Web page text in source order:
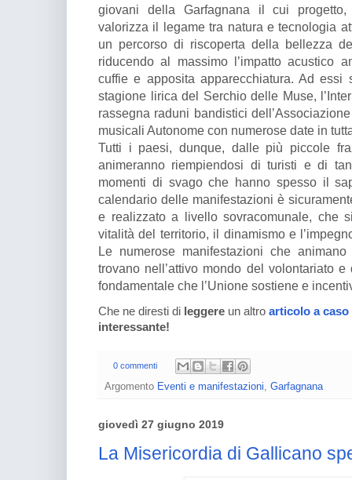
giovani della Garfagnana il cui progetto,
valorizza il legame tra natura e tecnologia
un percorso di riscoperta della bellezza
riducendo al massimo l’impatto acustico
cuffie e apposita apparecchiatura. Ad
stagione lirica del Serchio delle Muse,
rassegna raduni bandistici
musicali Autonome con numerose date in
Tutti i paesi, dunque, dalle più piccole
animeranno riempiendosi di turisti e di
momenti di svago che hanno spesso il
calendario delle manifestazioni è
e realizzato a livello sovracomunale, che
vitalità del territorio, il dinamismo e
Le numerose manifestazioni che
trovano nell’attivo mondo del volontariato e
fondamentale che l’Unione sostiene e
Che ne diresti di leggere un altro articolo a caso
interessante!
0 commenti
Argomento Eventi e manifestazioni, Garfagnana
giovedì 27 giugno 2019
La Misericordia di Gallicano